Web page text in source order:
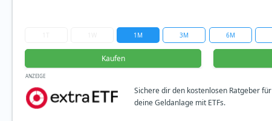
1M 3M 6M
Kaufen
ANZEIGE
Sichere dir den kostenlosen Ratgeber für
deine Geldanlage mit ETFs.